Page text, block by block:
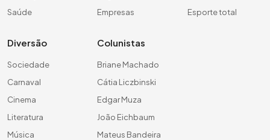
Saúde
Empresas
Esporte total
Diversão
Sociedade
Carnaval
Cinema
Literatura
Música
Colunistas
Briane Machado
Cátia Liczbinski
Edgar Muza
João Eichbaum
Mateus Bandeira